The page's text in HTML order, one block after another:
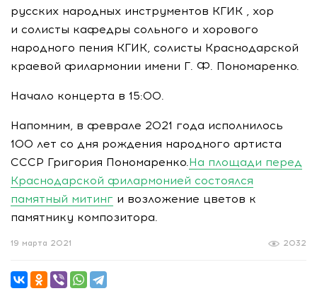
русских народных инструментов КГИК , хор
и солисты кафедры сольного и хорового
народного пения КГИК, солисты Краснодарской
краевой филармонии имени Г. Ф. Пономаренко.
Начало концерта в 15:00.
Напомним, в феврале 2021 года исполнилось
100 лет со дня рождения народного артиста
СССР Григория Пономаренко.На площади перед
Краснодарской филармонией состоялся
памятный митинг и возложение цветов к
памятнику композитора.
2032
19 марта 2021